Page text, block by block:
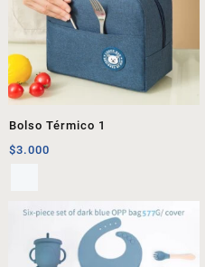
Bolso Térmico 1
$3.000